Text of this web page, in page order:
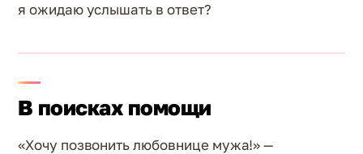
я ожидаю услышать в ответ?
В поисках помощи
«Хочу позвонить любовнице мужа!» —